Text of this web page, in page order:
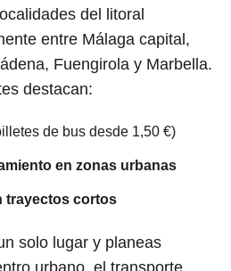
del litoral
entre Málaga capital,
Fuengirola y Marbella.
destacan:
de bus desde 1,50 €)
en zonas urbanas
trayectos cortos
solo lugar y planeas